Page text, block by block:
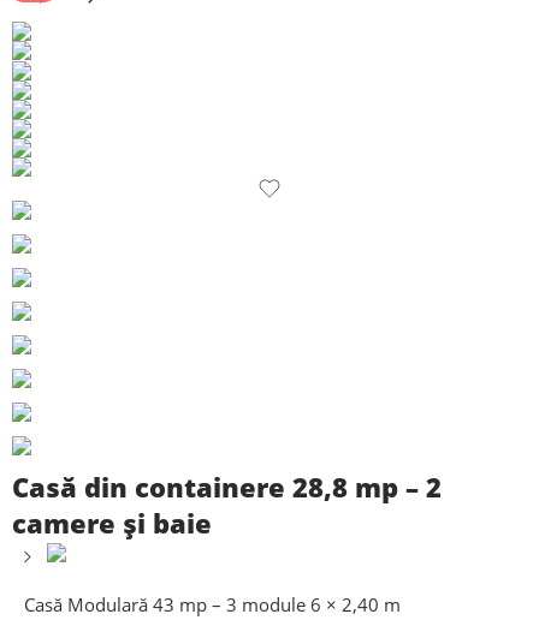
Casă din containere 28,8 mp – 2
camere și baie
Casă Modulară 43 mp – 3 module 6 × 2,40 m